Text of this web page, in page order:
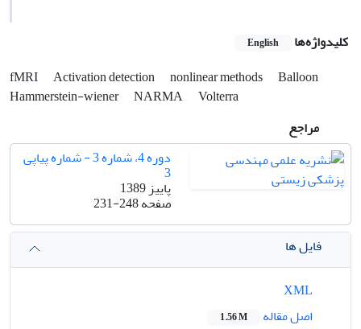
کلیدواژه‌ها English
fMRI Activation detection nonlinear methods
Balloon
Hammerstein-wiener NARMA
Volterra
مراجع
دوره 4، شماره 3 - شماره پیاپی
3
پاییز 1389
صفحه231-248
فایل ها
اصل مقاله
1.56 M